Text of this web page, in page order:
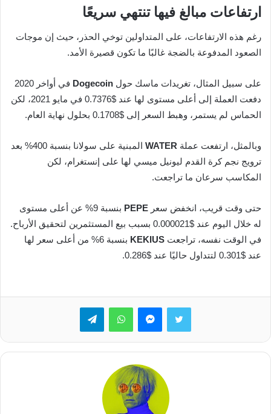
ارتفاعات مبالغ فيها تنتهي سريعًا
رغم هذه الارتفاعات، على المتداولين توخي الحذر، حيث إن موجات
الصعود المدفوعة بالضجة غالبًا ما تكون قصيرة الأمد.
على سبيل المثال، تغريدات ماسك حول Dogecoin
في أواخر 2020
دفعت العملة إلى أعلى مستوى لها عند $0.7376 في مايو 2021، لكن
الحماس لم يستمر، وهبط السعر إلى $0.1708 بحلول نهاية العام.
وبالمثل، ارتفعت عملة WATER
المبنية على سولانا بنسبة 400% بعد
ترويج نجم كرة القدم ليونيل ميسي لها على إنستغرام، لكن
المكاسب سرعان ما تراجعت.
حتى وقت قريب، انخفض سعر PEPE
بنسبة 9% عن أعلى مستوى
له خلال اليوم عند $0.000021 بسبب بيع المستثمرين لتحقيق الأرباح.
في الوقت نفسه، تراجعت KEKIUS
بنسبة 6% من أعلى سعر لها
عند $0.301 لتتداول حاليًا عند $0.286.
تويتر ماسنجرواتساب تيلقرام